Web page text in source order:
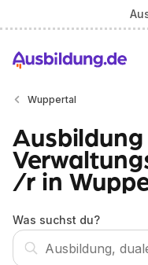
Wuppertal
Ausbildung
/r in
Was suchst du?